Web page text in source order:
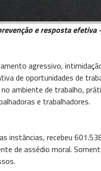
e resposta
agressivo,
de oportunidades de
ambiente de trabalho,
e trabalhadores.
instâncias, recebeu
de assédio moral.